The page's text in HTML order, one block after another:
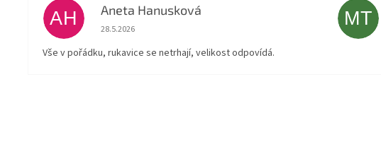
AH Aneta Hanusková
Hodnocení obchodu je 5 z 5 hvězdiček.
28.5.2026
Vše v pořádku, rukavice se netrhají, velikost odpovídá.
MT